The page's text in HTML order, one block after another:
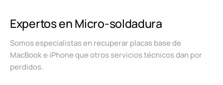
Expertos en Micro-soldadura
Somos especialistas en recuperar placas base de
MacBook e iPhone que otros servicios técnicos dan por
perdidos.